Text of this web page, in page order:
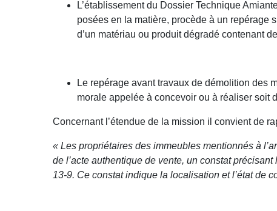
L’établissement du Dossier Technique
posées en la matière, procède à un repérage
d’un matériau ou produit dégradé contenant
Le repérage avant travaux de démolition des
morale appelée à concevoir ou à réaliser soit
Concernant l’étendue de la mission il convient de
« Les propriétaires des immeubles mentionnés à
de l’acte authentique de vente, un constat
13-9. Ce constat indique la localisation et l’état de